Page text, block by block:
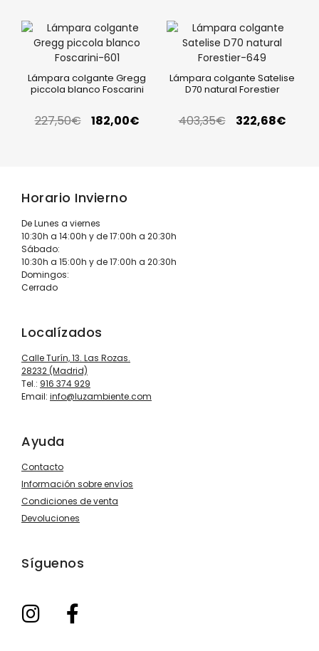
Lámpara colgante Gregg
piccola blanco Foscarini
227,50€ 182,00€
Lámpara colgante Satelise
D70 natural Forestier
403,35€ 322,68€
Horario Invierno
De Lunes a viernes
10:30h a 14:00h y de 17:00h a 20:30h
Sábado:
10:30h a 15:00h y de 17:00h a 20:30h
Domingos:
Cerrado
Localízados
Calle Turín, 13. Las Rozas.
28232 (Madrid)
Tel.: 916 374 929
Email: info@luzambiente.com
Ayuda
Contacto
Información sobre envíos
Condiciones de venta
Devoluciones
Síguenos